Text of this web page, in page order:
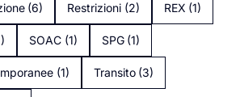
(6) Restrizioni (2) REX (1)
SOAC (1) SPG (1)
(1) Transito (3)